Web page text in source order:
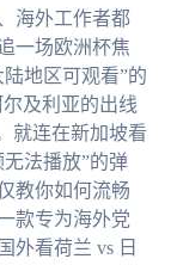
海外工作者都
一场欧洲杯焦
地区可观看”的
及利亚的出线
就连在新加坡看
法播放”的弹
教你如何流畅
款专为海外党
外看荷兰 vs 日